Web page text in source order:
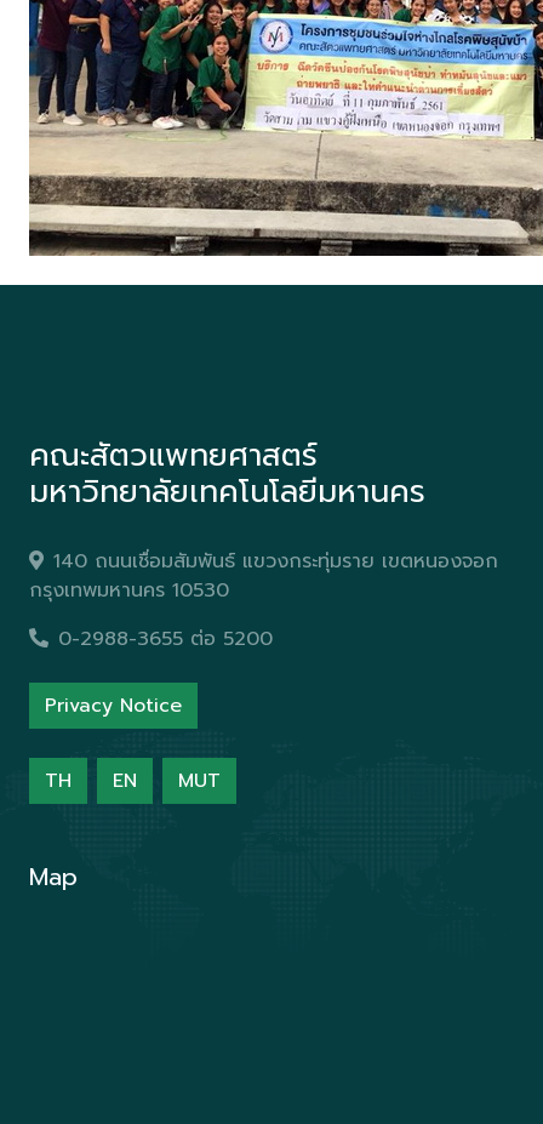
คณะสัตวแพทยศาสตร์
มหาวิทยาลัยเทคโนโลยีมหานคร
140 ถนนเชื่อมสัมพันธ์ แขวงกระทุ่มราย เขตหนองจอก
กรุงเทพมหานคร 10530
0-2988-3655 ต่อ 5200
Privacy Notice
TH EN MUT
Map